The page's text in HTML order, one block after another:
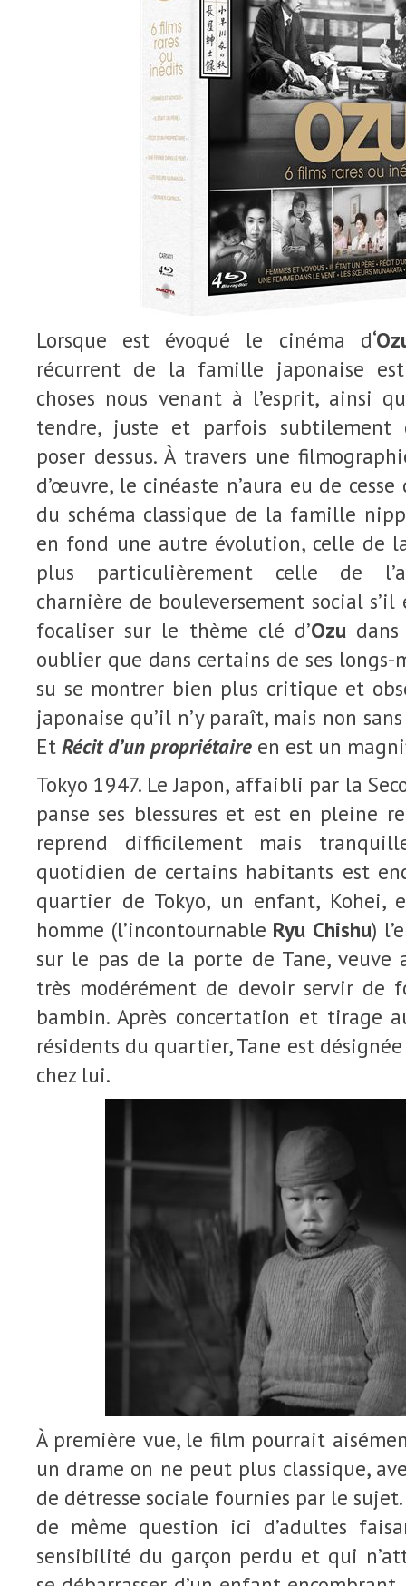
Lorsque est évoqué le cinéma d
récurrent de la famille japonaise est
choses nous venant à l’esprit, ainsi
tendre, juste et parfois subtilement
poser dessus. À travers une
d’œuvre, le cinéaste n’aura eu de
du schéma classique de la famille
en fond une autre évolution, celle de
plus particulièrement celle de
charnière de bouleversement social s’il
focaliser sur le thème clé d’Ozu
oublier que dans certains de ses longs-
su se montrer bien plus critique et
japonaise qu’il n’y paraît, mais non
Et Récit d’un propriétaire en est un
Tokyo 1947. Le Japon, affaibli par la
panse ses blessures et est en pleine
reprend difficilement mais
quotidien de certains habitants est
quartier de Tokyo, un enfant, Kohei,
homme (l’incontournable Ryu Chishu)
sur le pas de la porte de Tane, veuve
très modérément de devoir servir de
bambin. Après concertation et tirage
résidents du quartier, Tane est
chez lui.
À première vue, le film pourrait
un drame on ne peut plus classique,
de détresse sociale fournies par le
de même question ici d’adultes
sensibilité du garçon perdu et qui